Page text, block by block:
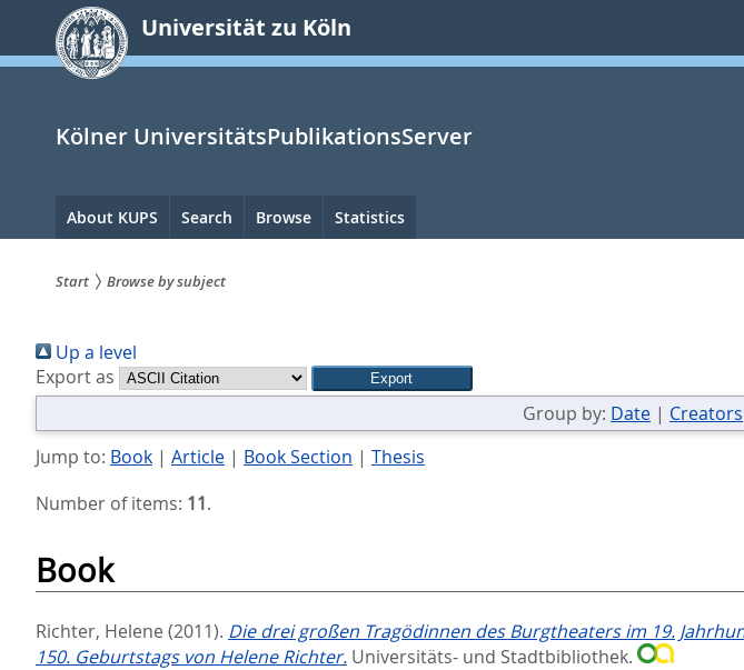
springen
Universität zu Köln
Kölner UniversitätsPublikationsServer
Hauptnavigation
About KUPS Search Browse Statistics
sind
hier:
Start Browse by subject
Up a level
Export as
Group by: Date | Creators
Jump to: Book| Article| Book Section | Thesis
Number of items: 11.
Book
Richter, Helene (2011). Die drei großen Tragödinnen des Burgtheaters im 19.
150. Geburtstags von Helene Richter. Universitäts- und Stadtbibliothek.